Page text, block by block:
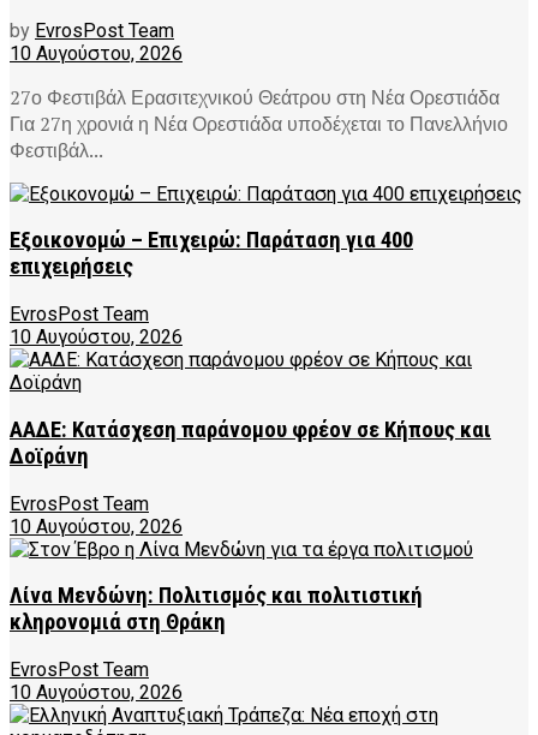
by EvrosPost Team
10 Αυγούστου, 2026
27ο Φεστιβάλ Ερασιτεχνικού Θεάτρου στη Νέα Ορεστιάδα
Για 27η χρονιά η Νέα Ορεστιάδα υποδέχεται το Πανελλήνιο
Φεστιβάλ...
Εξοικονομώ – Επιχειρώ: Παράταση για 400
επιχειρήσεις
EvrosPost Team
10 Αυγούστου, 2026
ΑΑΔΕ: Κατάσχεση παράνομου φρέον σε Κήπους και
Δοϊράνη
EvrosPost Team
10 Αυγούστου, 2026
Λίνα Μενδώνη: Πολιτισμός και πολιτιστική
κληρονομιά στη Θράκη
EvrosPost Team
10 Αυγούστου, 2026